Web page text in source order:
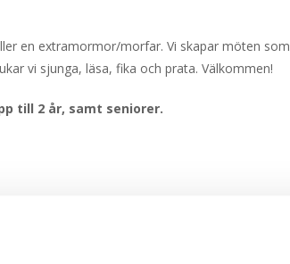
en extramormor/morfar. Vi skapar möten som
vi sjunga, läsa, fika och prata. Välkommen!
till 2 år, samt seniorer.